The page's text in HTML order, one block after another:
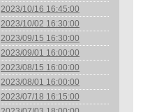
2023/10/16 16:45:00
2023/10/02 16:30:00
2023/09/15 16:30:00
2023/09/01 16:00:00
2023/08/15 16:00:00
2023/08/01 16:00:00
2023/07/18 16:15:00